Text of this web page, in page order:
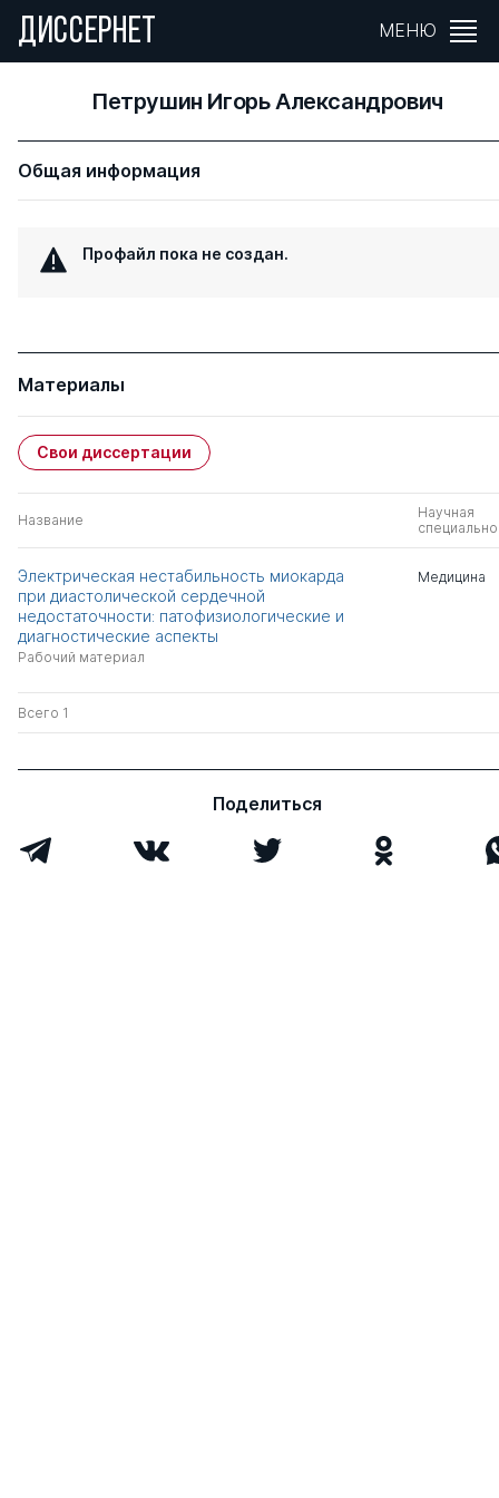
ДИССЕРНЕТ МЕНЮ
Петрушин Игорь Александрович
Общая информация
Профайл пока не создан.
Материалы
Свои диссертации
Название
Научная
Электрическая нестабильность миокарда
при диастолической сердечной
недостаточности: патофизиологические и
диагностические аспекты
Рабочий материал
Медицина
Всего 1
Поделиться